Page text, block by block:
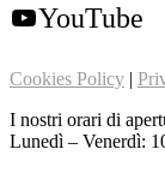
YouTube
Cookies Policy |
I nostri orari di
Lunedì – Venerdì: